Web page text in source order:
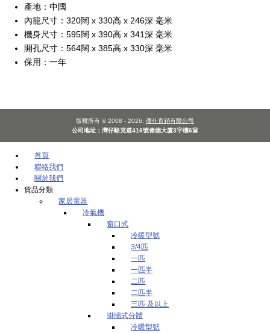
產地：中國
內籠尺寸：320闊 x 330高 x 246深 毫米
機身尺寸：595闊 x 390高 x 341深 毫米
開孔尺寸：564闊 x 385高 x 330深 毫米
保用：一年
版權所有 © 2008 - 2026. 優仕直銷有限公司
公司地址：灣仔駱克道416號偉德大廈3字樓6室
首頁
聯絡我們
關於我們
貨品分類
家居電器
冷氣機
窗口式
冷暖型號
3/4匹
一匹
一匹半
二匹
二匹半
三匹 及以上
掛牆式分體
冷暖型號